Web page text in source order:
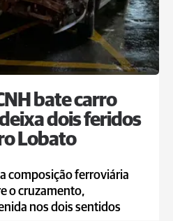
bate carro
dois feridos
Lobato
composição ferroviária
o cruzamento,
nos dois sentidos